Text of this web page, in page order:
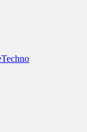
Techno